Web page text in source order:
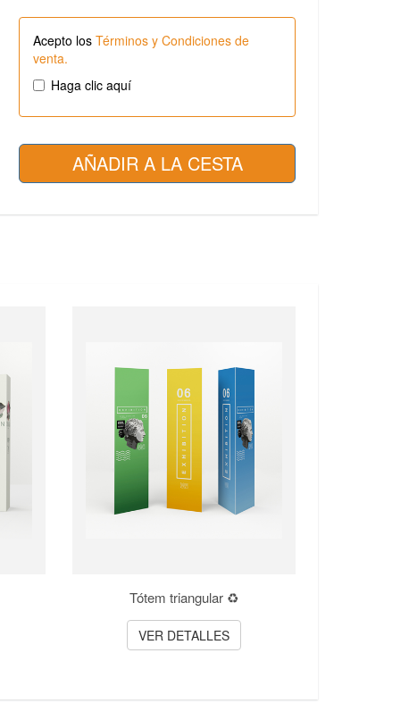
Acepto los Términos y Condiciones de
venta.
Haga clic aquí
Tótem triangular ♻️
VER DETALLES